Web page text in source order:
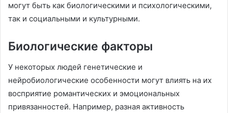
могут быть как биологическими и психологическими,
так и социальными и культурными.
Биологические факторы
У некоторых людей генетические и
нейробиологические особенности могут влиять на их
восприятие романтических и эмоциональных
привязанностей. Например, разная активность